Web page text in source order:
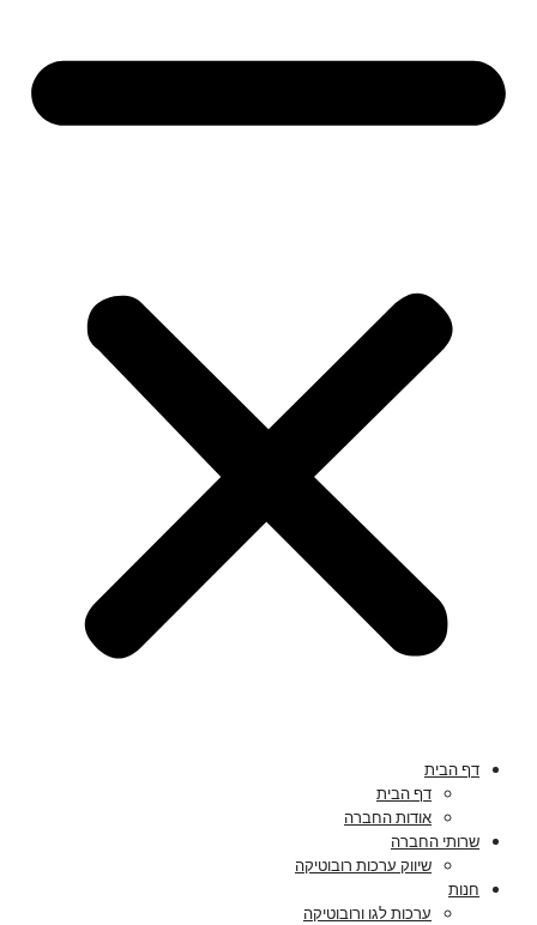
דף הבית
דף הבית
אודות החברה
שרותי החברה
שיווק ערכות רובוטיקה
חנות
ערכות לגו ורובוטיקה